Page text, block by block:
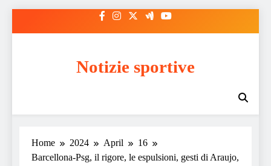
Notizie sportive
Home 2024 April
16
Barcellona-Psg, il rigore, le espulsioni, gesti di Araujo,